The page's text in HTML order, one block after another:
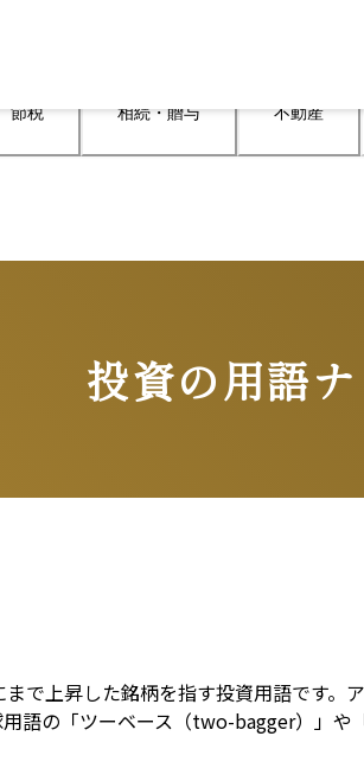
節税 相続・贈与 不動産
投資の用語
で上昇した銘柄を指す投資用語です。
語の「ツーベース（two-bagger）」